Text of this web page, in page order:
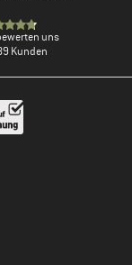
uns
Kunden